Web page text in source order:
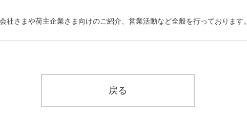
社さまや荷主企業さま向けのご紹介、営業活動など全般を行っております。
戻る